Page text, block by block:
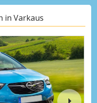
in Varkaus